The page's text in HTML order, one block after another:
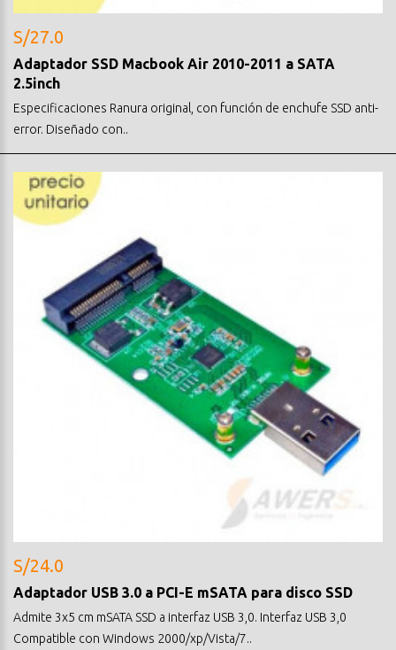
S/27.0
Adaptador SSD Macbook Air 2010-2011 a SATA
2.5inch
Especificaciones Ranura original, con función de enchufe SSD anti-
error. Diseñado con..
S/24.0
Adaptador USB 3.0 a PCI-E mSATA para disco SSD
Admite 3x5 cm mSATA SSD a interfaz USB 3,0. Interfaz USB 3,0
Compatible con Windows 2000/xp/Vista/7..